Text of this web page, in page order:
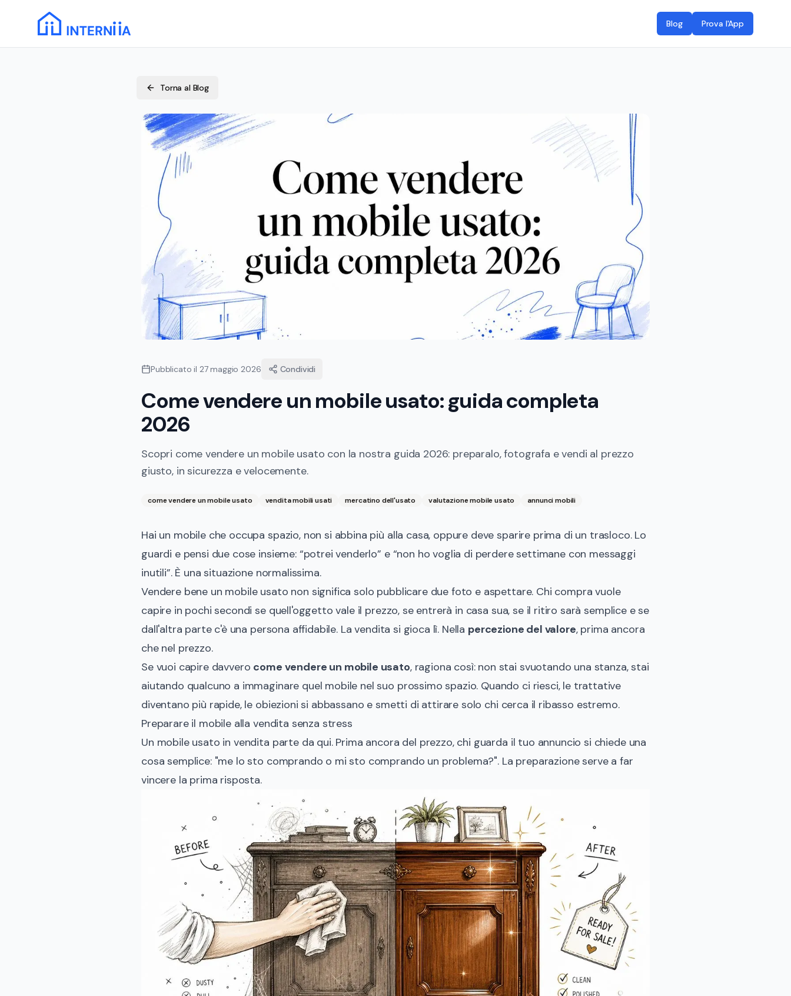
Blog Prova l'App
Torna al Blog
Pubblicato il 27 maggio 2026 Condividi
Come vendere un mobile usato: guida completa
2026
Scopri come vendere un mobile usato con la nostra guida 2026: preparalo, fotografa e vendi al prezzo
giusto, in sicurezza e velocemente.
come vendere un mobile usato vendita mobili usati mercatino dell'usato valutazione mobile usato annunci mobili
Hai un mobile che occupa spazio, non si abbina più alla casa, oppure deve sparire prima di un trasloco. Lo
guardi e pensi due cose insieme: “potrei venderlo” e “non ho voglia di perdere settimane con messaggi
inutili”. È una situazione normalissima.
Vendere bene un mobile usato non significa solo pubblicare due foto e aspettare. Chi compra vuole
capire in pochi secondi se quell'oggetto vale il prezzo, se entrerà in casa sua, se il ritiro sarà semplice e se
dall'altra parte c'è una persona affidabile. La vendita si gioca lì. Nella percezione del valore, prima ancora
che nel prezzo.
Se vuoi capire davvero come vendere un mobile usato, ragiona così: non stai svuotando una stanza, stai
aiutando qualcuno a immaginare quel mobile nel suo prossimo spazio. Quando ci riesci, le trattative
diventano più rapide, le obiezioni si abbassano e smetti di attirare solo chi cerca il ribasso estremo.
Preparare il mobile alla vendita senza stress
Un mobile usato in vendita parte da qui. Prima ancora del prezzo, chi guarda il tuo annuncio si chiede una
cosa semplice: "me lo sto comprando o mi sto comprando un problema?". La preparazione serve a far
vincere la prima risposta.